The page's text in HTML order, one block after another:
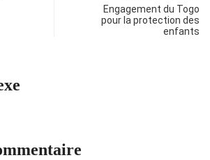
Engagement du Togo
pour la protection des
enfants